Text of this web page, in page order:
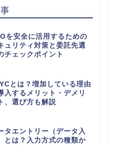
を安全に活用するための
ュリティ対策と委託先選
チェックポイント
とは？増加している理由
入するメリット・デメリ
、選び方も解説
タエントリー（データ入
とは？入力方式の種類か